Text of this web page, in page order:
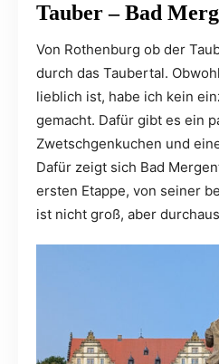
Tauber – Bad
Von Rothenburg ob der
durch das Taubertal.
lieblich ist, habe ich kein
gemacht. Dafür gibt es ein
Zwetschgenkuchen und
Dafür zeigt sich Bad
ersten Etappe, von seiner
ist nicht groß, aber